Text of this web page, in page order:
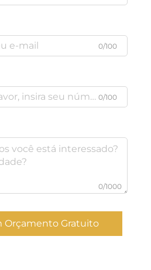
0/100
0/100
0/1000
Orçamento Gratuito